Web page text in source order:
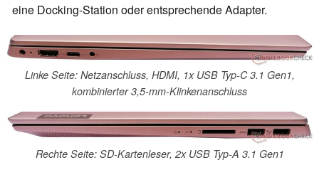
eine Docking-Station oder entsprechende Adapter.
Linke Seite: Netzanschluss, HDMI, 1x USB Typ-C 3.1 Gen1,
kombinierter 3,5-mm-Klinkenanschluss
Rechte Seite: SD-Kartenleser, 2x USB Typ-A 3.1 Gen1